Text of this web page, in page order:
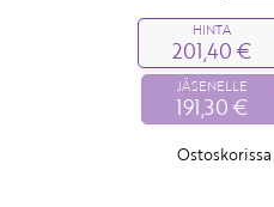
HINTA
201,40 €
JÄSENELLE
191,30 €
Ostoskorissa